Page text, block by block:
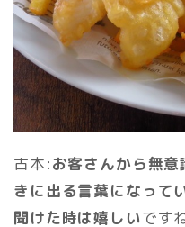
古本:お客さんから無
きに出る言葉になって
聞けた時は嬉しいです